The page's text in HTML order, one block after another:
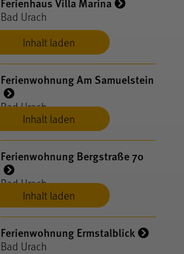
Inhalt laden
Bad Urach
Inhalt laden
Ferienwohnung Am Samuelstein
Bad Urach
Inhalt laden
Ferienwohnung Bergstraße 70
Bad Urach
Ferienwohnung Ermstalblick
Bad Urach